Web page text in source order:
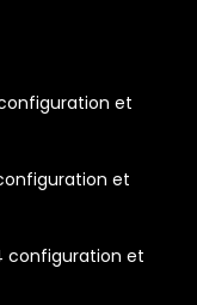
et
et
configuration et